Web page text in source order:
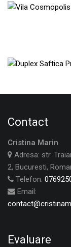
Contact
Cristina Marin
Adresa: str.
2, Bucuresti,
Telefon:
Email:
Evaluare